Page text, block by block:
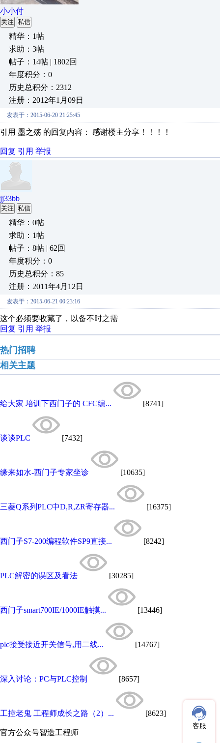
小小付
关注 私信
精华：1帖
求助：3帖
帖子：14帖 | 1802回
年度积分：0
历史总积分：2312
注册：2012年1月09日
发表于：2015-06-20 21:25:45
引用 墨之殇 的回复内容： 感谢楼主分享！！！！
回复 引用 举报
jj33bb
关注 私信
精华：0帖
求助：1帖
帖子：8帖 | 62回
年度积分：0
历史总积分：85
注册：2011年4月12日
发表于：2015-06-21 00:23:16
这个必须要收藏了，以备不时之需
回复 引用 举报
热门招聘
相关主题
给大家 培训下西门子的 CFC编... [8741]
谈谈PLC [7432]
缘来如水-西门子专家坐诊 [10635]
三菱Q系列PLC中D,R,ZR寄存器... [16375]
西门子S7-200编程软件SP9直接... [8242]
PLC解密的误区及看法 [30285]
西门子smart700IE/1000IE触摸... [13446]
plc接受接近开关信号,用二线... [14767]
深入讨论：PC与PLC控制 [8657]
工控老鬼 工程师成长之路（2）... [8623]
官方公众号智造工程师
客服